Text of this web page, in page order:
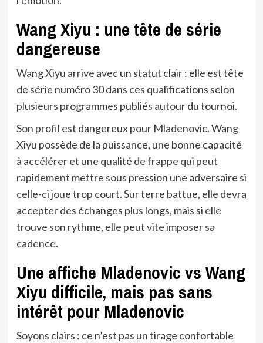
Wang Xiyu : une tête de série
dangereuse
Wang Xiyu arrive avec un statut clair : elle est tête
de série numéro 30 dans ces qualifications selon
plusieurs programmes publiés autour du tournoi.
Son profil est dangereux pour Mladenovic. Wang
Xiyu possède de la puissance, une bonne capacité
à accélérer et une qualité de frappe qui peut
rapidement mettre sous pression une adversaire si
celle-ci joue trop court. Sur terre battue, elle devra
accepter des échanges plus longs, mais si elle
trouve son rythme, elle peut vite imposer sa
cadence.
Une affiche Mladenovic vs Wang
Xiyu difficile, mais pas sans
intérêt pour Mladenovic
Soyons clairs : ce n’est pas un tirage confortable